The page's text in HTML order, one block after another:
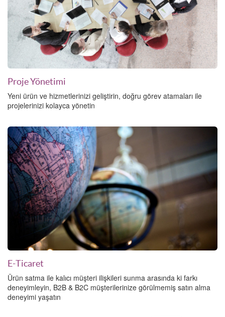
Proje Yönetimi
Yeni ürün ve hizmetlerinizi geliştirin, doğru görev atamaları ile
projelerinizi kolayca yönetin
E-Ticaret
Ürün satma ile kalıcı müşteri ilişkileri sunma arasında ki farkı
deneyimleyin, B2B & B2C müşterilerinize görülmemiş satın alma
deneyimi yaşatın